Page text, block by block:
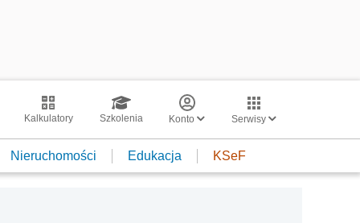
Kalkulatory Szkolenia Konto Serwisy
Nieruchomości Edukacja KSeF